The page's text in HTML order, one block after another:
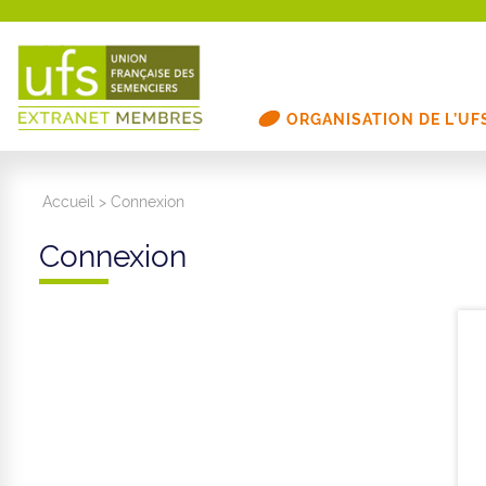
ORGANISATION DE
Accueil >Connexion
Connexion